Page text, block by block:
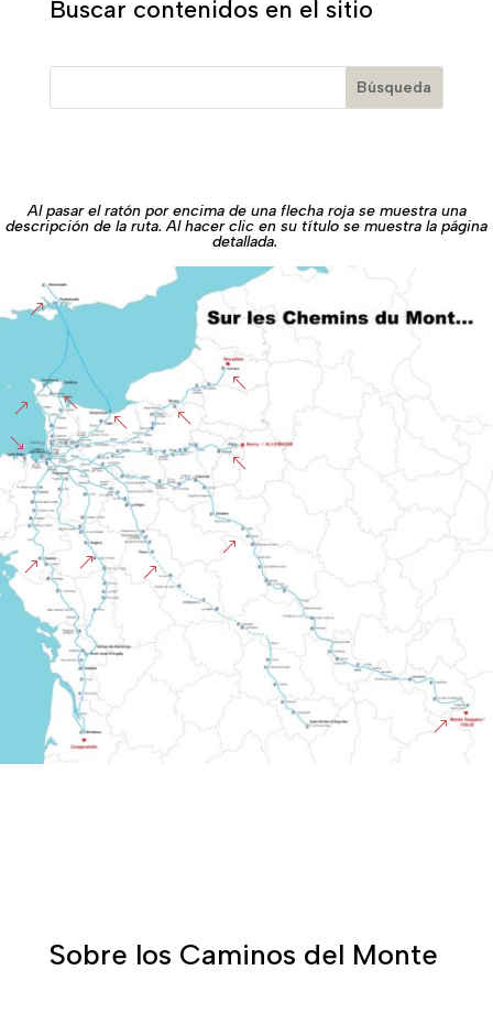
Buscar contenidos en el sitio
Al pasar el ratón por encima de una flecha roja se muestra una
descripción de la ruta. Al hacer clic en su título se muestra la página
detallada.
&
&
%
%
%
%
%
&
&
&
&
&
'
Sobre los Caminos del Monte